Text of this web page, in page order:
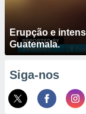
Erupção e
Guatemala.
Siga-nos